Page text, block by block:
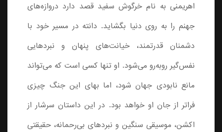
اهریمنی به نام خرگوش سفید قصد دارد دروازه‌های
جهنم را به روی دنیا بگشاید. دانته در مسیر خود با
دشمنان قدرتمند، خیانت‌های پنهان و نبردهایی
نفس‌گیر روبه‌رو می‌شود. او تنها کسی است که می‌تواند
مانع نابودی جهان شود، اما بهای این جنگ چیزی
فراتر از جان او خواهد بود. در این داستان سرشار از
اکشن، موسیقی سنگین و نبردهای بی‌رحمانه، حقیقتی